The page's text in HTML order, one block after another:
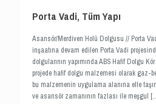
Porta Vadi, Tüm Yapı
Asansör/Merdiven Holü Dolgusu // Porta
inşaatına devam edilen Porta Vadi
dolgularının yapımında ABS Hafif Dolgu
projede hafif dolgu malzemesi olarak gaz-
bu malzemenin uygulama alanına elle
ve asansör zamanının fazlası ile meşgul